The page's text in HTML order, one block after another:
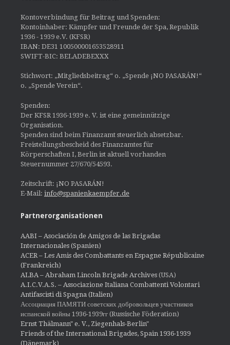
Kontoverbindung für Beitrag und Spenden:
Kontoinhaber: Kämpfer und Freunde der Spa, Republik
1936 - 1939 e.V. (KFSR)
IBAN: DE31 100500001653528911
SWIFT-BIC: BELADEBEXXX
Stichwort: „Mitgliedsbeitrag“ o. „Spende ¡NO PASARÁN!“
o. „Spende Verein“.
Spenden:
Der KFSR 1936-1939 e. V. ist eine gemeinnützige
Organisation.
Spenden sind beim Finanzamt steuerlich absetzbar.
Freistellungsbescheid des Finanzamtes für
Körperschaften I, Berlin ist aktuell vorhanden
Steuernummer 27/670/54593.
Zeitschrift: ¡NO PASARÁN!
E-Mail: info@spanienkaempfer.de
Partnerorganisationen
AABI – Asociación de Amigos de las Brigadas
Internacionales (Spanien)
ACER – Les Amis des Combattants en Espagne Républicaine
(Frankreich)
ALBA – Abraham Lincoln Brigade Archives (USA)
A.I.C.V.A.S. – Associazione Italiana Combattenti Volontari
Antifascisti di Spagna (Italien)
Ассоциация ПАМЯТИ советских добровольцев участников
испанской войны 1936-1939гг (Russische Föderation)
Ernst Thälmann" e. V., Ziegenhals-Berlin"
Friends of the International Brigades, Spain 1936-1939
(Dänemark)